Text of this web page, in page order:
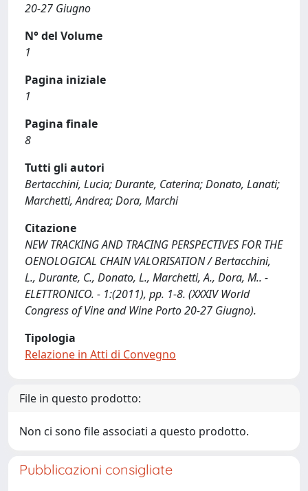
20-27 Giugno
N° del Volume
1
Pagina iniziale
1
Pagina finale
8
Tutti gli autori
Bertacchini, Lucia; Durante, Caterina; Donato, Lanati;
Marchetti, Andrea; Dora, Marchi
Citazione
NEW TRACKING AND TRACING PERSPECTIVES FOR THE
OENOLOGICAL CHAIN VALORISATION / Bertacchini,
L., Durante, C., Donato, L., Marchetti, A., Dora, M.. -
ELETTRONICO. - 1:(2011), pp. 1-8. (XXXIV World
Congress of Vine and Wine Porto 20-27 Giugno).
Tipologia
Relazione in Atti di Convegno
File in questo prodotto:
Non ci sono file associati a questo prodotto.
Pubblicazioni consigliate